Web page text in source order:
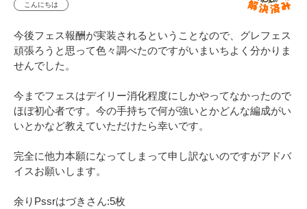
こんにちは
今後フェス報酬が実装されるということなので、グレフェス
頑張ろうと思って色々調べたのですがいまいちよく分かりま
せんでした。
今までフェスはデイリー消化程度にしかやってなかったので
ほぼ初心者です。今の手持ちで何が強いとかどんな編成がい
いとかなど教えていただけたら幸いです。
完全に他力本願になってしまって申し訳ないのですがアドバ
イスお願いします。
余りPssrはづきさん:5枚